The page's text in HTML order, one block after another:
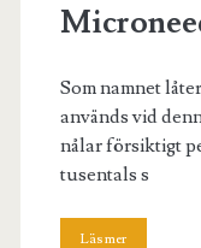
Som namnet
används vid
nålar försiktigt
tusentals s